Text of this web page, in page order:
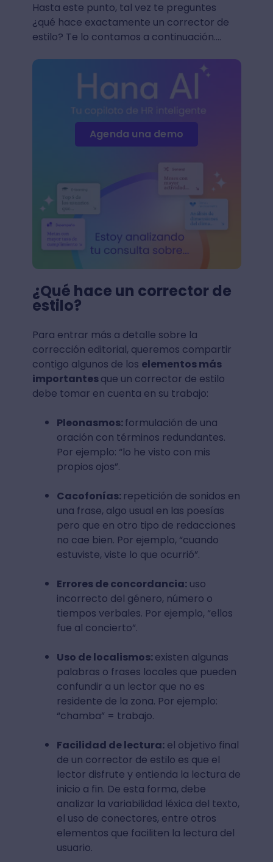
Hasta este punto, tal vez te preguntes
¿qué hace exactamente un corrector de
estilo? Te lo contamos a continuación….
Agenda una demo
¿Qué hace un corrector de
estilo?
Para entrar más a detalle sobre la
corrección editorial, queremos compartir
contigo algunos de los elementos más
importantesque un corrector de estilo
debe tomar en cuenta en su trabajo:
Pleonasmos:formulación de una
oración con términos redundantes.
Por ejemplo: “lo he visto con mis
propios ojos”.
Cacofonías: repetición de sonidos en
una frase, algo usual en las poesías
pero que en otro tipo de redacciones
no cae bien. Por ejemplo, “cuando
estuviste, viste lo que ocurrió”.
Errores de concordancia:uso
incorrecto del género, número o
tiempos verbales. Por ejemplo, “ellos
fue al concierto”.
Uso de localismos:existen algunas
palabras o frases locales que pueden
confundir a un lector que no es
residente de la zona. Por ejemplo:
“chamba” = trabajo.
Facilidad de lectura:el objetivo final
de un corrector de estilo es que el
lector disfrute y entienda la lectura de
inicio a fin. De esta forma, debe
analizar la variabilidad léxica del texto,
el uso de conectores, entre otros
elementos que faciliten la lectura del
usuario.